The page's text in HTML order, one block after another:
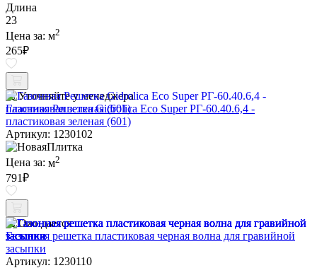
Длина
23
Цена за: м2
265₽
Уточняйте у менеджера
Газонная Решетка Gidrolica Eco Super РГ-60.40.6,4 -
пластиковая зеленая (601)
Артикул: 1230102
Цена за: м2
791₽
Ожидается
Газонная решетка пластиковая черная волна для гравийной
засыпки
Артикул: 1230110